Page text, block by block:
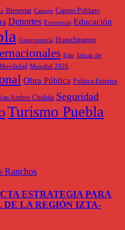
Bienestar Campo Campo Poblano
Deportes Economía Educación
Gastronomía Huauchinango
Irán Izúcar de
Movilidad Mundial 2026
Obra Pública Política Exterior
Andrés Cholula Seguridad
Turismo Puebla
Ranchos
ESTRATEGIA PARA
DE LA REGIÓN IZTA-